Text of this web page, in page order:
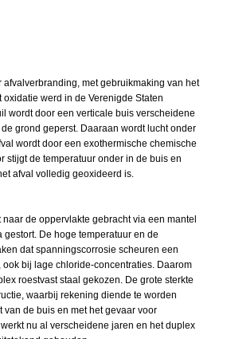
afvalverbranding, met gebruikmaking van het
werd in de Verenigde Staten
wordt door een verticale buis verscheidene
grond geperst. Daaraan wordt lucht onder
wordt door een exothermische chemische
stijgt de temperatuur onder in de buis en
afval volledig geoxideerd is.
de oppervlakte gebracht via een mantel
De hoge temperatuur en de
dat spanningscorrosie scheuren een
bij lage chloride-concentraties. Daarom
roestvast staal gekozen. De grote sterkte
waarbij rekening diende te worden
van de buis en met het gevaar voor
nu al verscheidene jaren en het duplex